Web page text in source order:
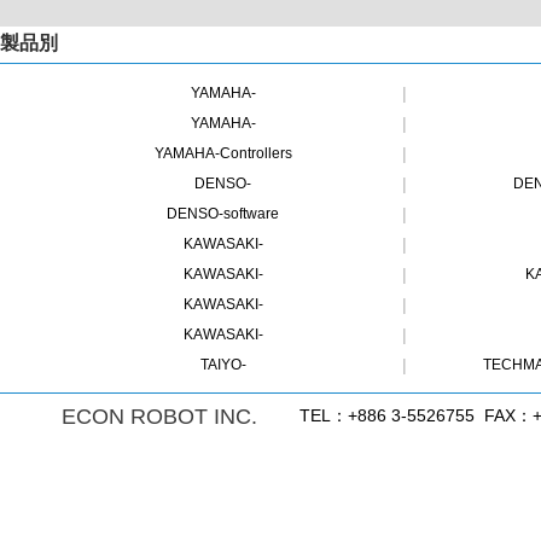
製品別
YAMAHA- |
YAMAHA- |
YAMAHA-Controllers |
DENSO- |
DENSO-software
|
KAWASAKI- |
KAWASAKI- |
KAWASAKI-
|
KAWASAKI- |
TAIYO- |
ECON ROBOT INC. TEL：+886 3-5526755 FAX：